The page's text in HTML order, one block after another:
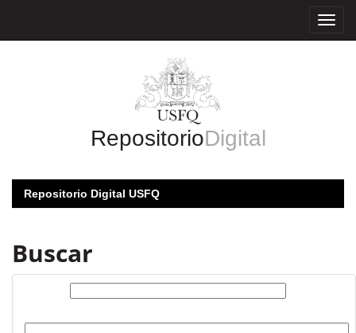
RepositorioDigital
Repositorio Digital USFQ
Buscar